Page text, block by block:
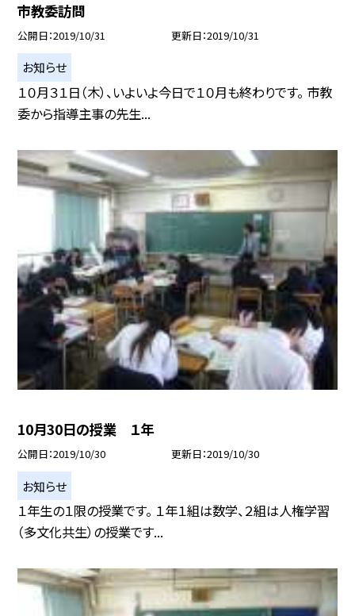
市教委訪問
公開日 2019/10/31 更新日 2019/10/31
お知らせ
１０月３１日（木）、いよいよ今日で１０月も終わりです。 市教
委から指導主事の先生...
10月30日の授業 １年
公開日 2019/10/30 更新日 2019/10/30
お知らせ
１年生の１限の授業です。 １年１組は数学、２組は人権学習
（多文化共生）の授業です...